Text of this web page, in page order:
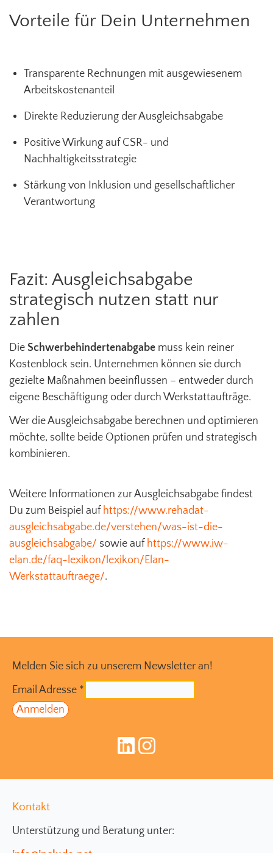
Vorteile für Dein Unternehmen
Transparente Rechnungen mit ausgewiesenem
Arbeitskostenanteil
Direkte Reduzierung der Ausgleichsabgabe
Positive Wirkung auf CSR- und
Nachhaltigkeitsstrategie
Stärkung von Inklusion und gesellschaftlicher
Verantwortung
Fazit: Ausgleichsabgabe
strategisch nutzen statt nur
zahlen
Die Schwerbehindertenabgabe muss kein reiner
Kostenblock sein. Unternehmen können sie durch
gezielte Maßnahmen beeinflussen – entweder durch
eigene Beschäftigung oder durch Werkstattaufträge.
Wer die Ausgleichsabgabe berechnen und optimieren
möchte, sollte beide Optionen prüfen und strategisch
kombinieren.
Weitere Informationen zur Ausgleichsabgabe findest
Du zum Beispiel auf https://www.rehadat-
ausgleichsabgabe.de/verstehen/was-ist-die-
ausgleichsabgabe/ sowie auf https://www.iw-
elan.de/faq-lexikon/lexikon/Elan-
Werkstattauftraege/.
Melden Sie sich zu unserem Newsletter an!
Email Adresse *
Kontakt
Unterstützung und Beratung unter: